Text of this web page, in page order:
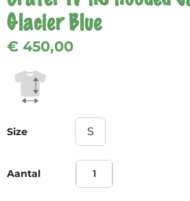
Glacier Blue
€ 450,00
Size
Aantal